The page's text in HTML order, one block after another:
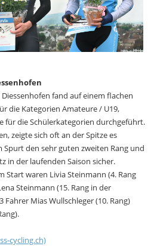
fand auf einem flachen
die Kategorien Amateure / U19,
für die Schülerkategorien durchgeführt.
zeigte sich oft an der Spitze es
Spurt den sehr guten zweiten Rang und
in der laufenden Saison sicher.
Start waren Livia Steinmann (4. Rang
Steinmann (15. Rang in der
Fahrer Mias Wullschleger (10. Rang)
cycling.ch)